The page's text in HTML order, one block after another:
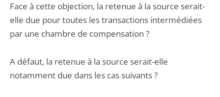
Face à cette objection, la retenue à la source serait-
elle due pour toutes les transactions intermédiées
par une chambre de compensation ?
A défaut, la retenue à la source serait-elle
notamment due dans les cas suivants ?